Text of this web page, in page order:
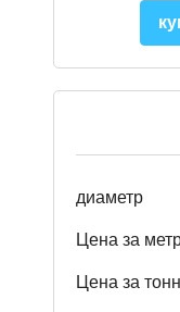
диаметр
Цена за
Цена за